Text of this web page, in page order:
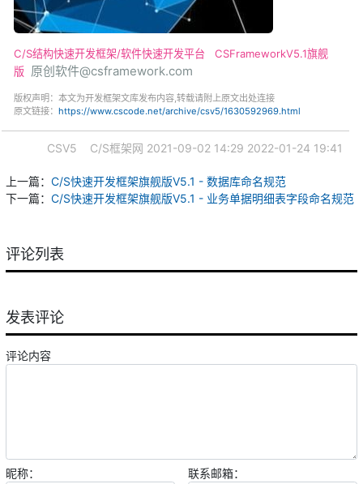
C/S结构快速开发框架/软件快速开发平台
CSFrameworkV5.1旗舰
版
原创软件@csframework.com
版权声明：本文为开发框架文库发布内容,转载请附上原文出处连接
原文链接： https://www.cscode.net/archive/csv5/1630592969.html
CSV5 C/S框架网 2021-09-02 14:29 2022-01-24 19:41
上一篇： C/S快速开发框架旗舰版V5.1 - 数据库命名规范
下一篇： C/S快速开发框架旗舰版V5.1 - 业务单据明细表字段命名规范
评论列表
发表评论
评论内容
昵称： 联系邮箱：